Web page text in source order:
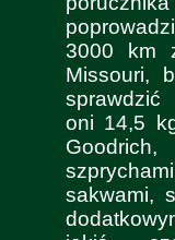
3000 km
Missouri,
sprawdzić
oni 14,5
sakwami,